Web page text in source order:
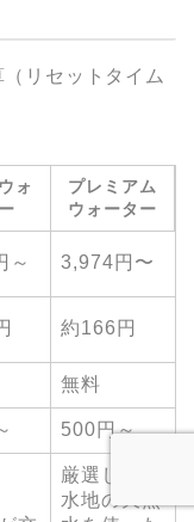
リセットタイム
ォ
プレミアム
ウォーター
～ 3,974円〜
約166円
無料
500円～
厳選した採
水地の天然